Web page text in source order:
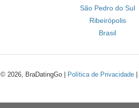
São Pedro do Sul
Ribeirópolis
Brasil
© 2026, BraDatingGo | Política de Privacidade|